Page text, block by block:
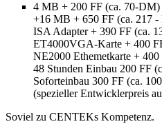
4 MB + 200 FF (ca. 70-DM)
+16 MB + 650 FF (ca. 217
ISA Adapter + 390 FF (ca.
ET4000VGA-Karte + 400
NE2000 Ethemetkarte +
48 Stunden Einbau 200 FF
Soforteinbau 300 FF (ca.
(spezieller Entwicklerpreis
Soviel zu CENTEKs Kompetenz.